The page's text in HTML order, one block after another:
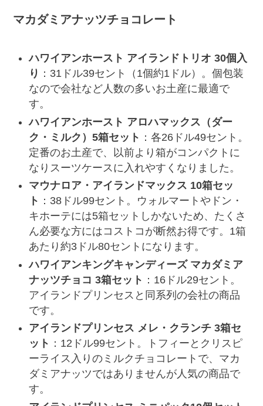
マカダミアナッツチョコレート
ハワイアンホースト アイランドトリオ 30個入
り ：31ドル39セント（1個約1ドル）。個包装
なので会社など人数の多いお土産に最適で
す。
ハワイアンホースト アロハマックス（ダー
ク・ミルク）5箱セット ：各26ドル49セント。
定番のお土産で、以前より箱がコンパクトに
なりスーツケースに入れやすくなりました。
マウナロア・アイランドマックス 10箱セッ
ト ：38ドル99セント。ウォルマートやドン・
キホーテには5箱セットしかないため、たくさ
ん必要な方にはコストコが断然お得です。1箱
あたり約3ドル80セントになります。
ハワイアンキングキャンディーズ マカダミア
ナッツチョコ 3箱セット ：16ドル29セント。
アイランドプリンセスと同系列の会社の商品
です。
アイランドプリンセス メレ・クランチ 3箱セ
ット ：12ドル99セント。トフィーとクリスピ
ーライス入りのミルクチョコレートで、マカ
ダミアナッツではありませんが人気の商品で
す。